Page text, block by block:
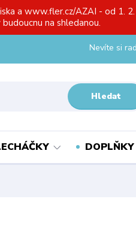
a www.fler.cz/AZAI - od 1.
na shledanou.
Hledat
Nevíte si
DOPLŇKY